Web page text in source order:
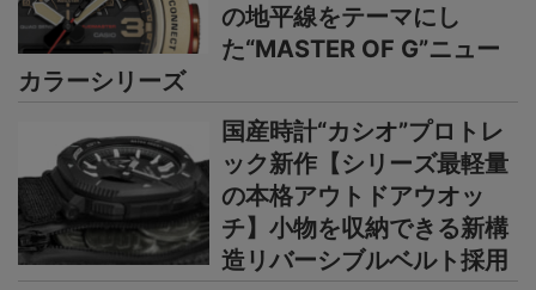
の地平線をテーマにし
た“MASTER OF G”ニュー
カラーシリーズ
国産時計“カシオ”プロトレ
ック新作【シリーズ最軽量
の本格アウトドアウオッ
チ】小物を収納できる新構
造リバーシブルベルト採用